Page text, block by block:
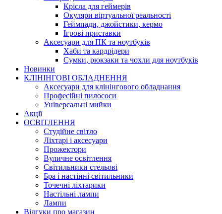
Крісла для геймерів
Окуляри віртуальної реальності
Геймпади, джойстики, кермо
Ігрові приставки
Аксесуари для ПК та ноутбуків
Хаби та кардрідери
Сумки, рюкзаки та чохли для ноутбуків
Новинки
КЛІНІНГОВІ ОБЛАДНЕННЯ
Аксесуари для клінінгового обладнання
Професійні пилососи
Універсальні мийки
Акції
ОСВІТЛЕННЯ
Студійне світло
Ліхтарі і аксесуари
Прожектори
Вуличне освітлення
Світильники стельові
Бра і настінні світильники
Точечні ліхтарики
Настільні лампи
Лампи
Відгуки про магазин